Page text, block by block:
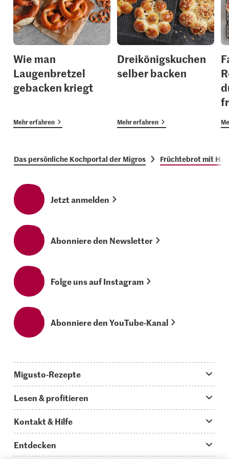
Wie man
Laugenbretzel
gebacken kriegt
Mehr erfahren
Dreikönigskuchen
selber backen
Mehr erfahren
Das persönliche Kochportal der Migros Früchtebrot mit
Jetzt anmelden
Abonniere den Newsletter
Folge uns auf Instagram
Abonniere den YouTube-Kanal
Migusto-Rezepte
Was koche ich heute?
Hauptgerichte
Schnelle & einfache Rezepte
Lesen & profitieren
Storys
Kontakt & Hilfe
Entdecken